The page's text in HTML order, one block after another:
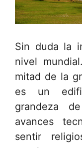
Sin duda la
nivel
mitad de la
es un
grandeza
avances
sentir